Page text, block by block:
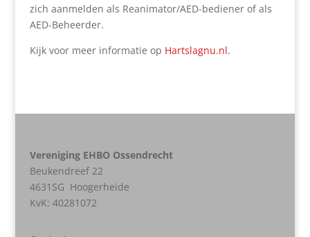
zich aanmelden als Reanimator/AED-bediener of als
AED-Beheerder.
Kijk voor meer informatie op Hartslagnu.nl.
Vereniging EHBO Ossendrecht
Beukendreef 22
4631SG Hoogerheide
KvK: 40281072